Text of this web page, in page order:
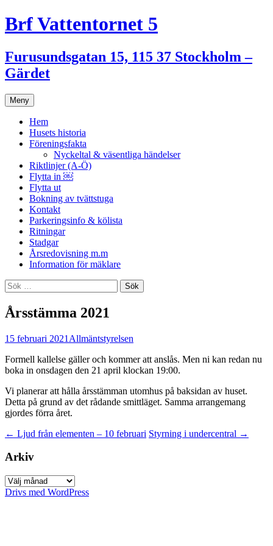
Hoppa
till
Brf Vattentornet 5
Furusundsgatan 15, 115 37 Stockholm –
Gärdet
Meny
Hem
Husets historia
Föreningsfakta
Nyckeltal & väsentliga händelser
Riktlinjer (A-Ö)
Flytta in ￼
Flytta ut
Bokning av tvättstuga
Kontakt
Parkeringsinfo & kölista
Ritningar
Stadgar
Årsredovisning m.m
Information för mäklare
Sök
efter:
Årsstämma 2021
15 februari 2021 Allmäntstyrelsen
Formell kallelse gäller och kommer att anslås. Men ni kan redan nu
boka in onsdagen den 21 april klockan 19:00.
Vi planerar att hålla årsstämman utomhus på baksidan av huset.
Detta på grund av det rådande smittläget. Samma arrangemang
gjordes förra året.
Inläggsnavigering
← Ljud från elementen – 10 februari Styrning i undercentral →
Arkiv
Arkiv
Drivs med WordPress